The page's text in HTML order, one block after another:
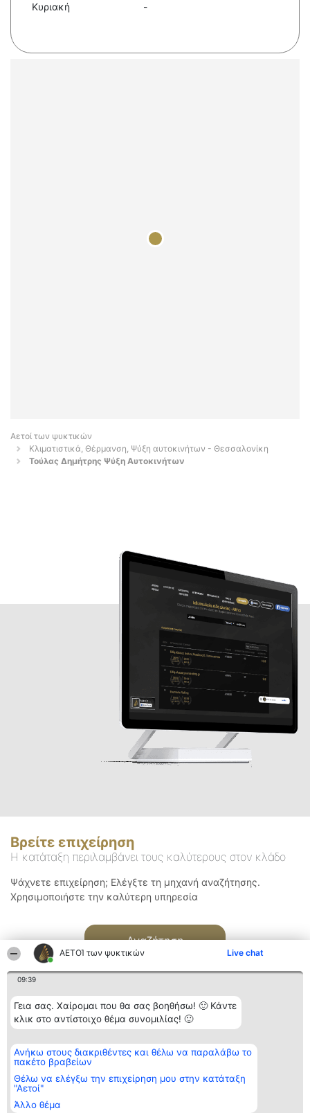
ΑΕΤΟΊ των ψυκτικών Live chat
09:39
Γεια σας. Χαίρομαι που θα σας βοηθήσω! 🙂 Κάντε
κλικ στο αντίστοιχο θέμα συνομιλίας! 🙂
Ανήκω στους διακριθέντες και θέλω να παραλάβω το
πακέτο βραβείων
Θέλω να ελέγξω την επιχείρηση μου στην κατάταξη
"Αετοί"
Άλλο θέμα
Κυριακή
-
Αετοί των ψυκτικών
Κλιματιστικά, Θέρμανση, Ψύξη αυτοκινήτων - Θεσσαλονίκη
Τούλας Δημήτρης Ψύξη Αυτοκινήτων
Βρείτε επιχείρηση
Η κατάταξη περιλαμβάνει τους καλύτερους στον κλάδο
Ψάχνετε επιχείρηση; Ελέγξτε τη μηχανή αναζήτησης.
Χρησιμοποιήστε την καλύτερη υπηρεσία
Αναζήτηση
Διοργανωτής της
κατάταξης
BEAUTIFUL COMPANY
ΤΗΛ. ΕΠΙΚΟΙΝΩΝΙΑΣ:
2104128019
email:
Κατάταξη
Διακριθέντες
των
διακριθέντων
Επικοινωνία
Επικοινωνία